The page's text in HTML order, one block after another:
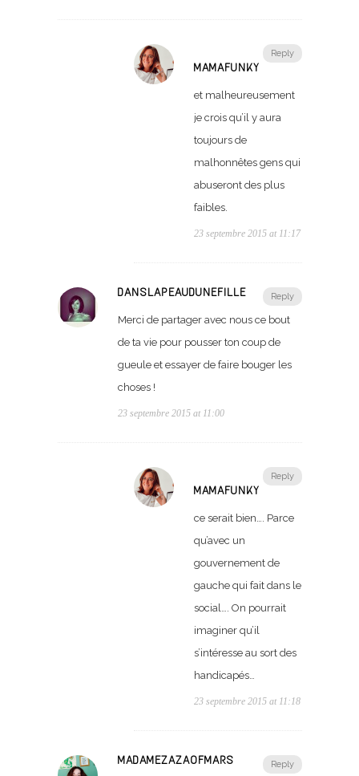
Reply
MAMAFUNKY
et malheureusement
je crois qu’il y aura
toujours de
malhonnêtes gens qui
abuseront des plus
faibles.
23 septembre 2015 at 11:17
Reply
DANSLAPEAUDUNEFILLE
Merci de partager avec nous ce bout
de ta vie pour pousser ton coup de
gueule et essayer de faire bouger les
choses !
23 septembre 2015 at 11:00
Reply
MAMAFUNKY
ce serait bien…. Parce
qu’avec un
gouvernement de
gauche qui fait dans le
social…. On pourrait
imaginer qu’il
s’intéresse au sort des
handicapés…
23 septembre 2015 at 11:18
Reply
MADAMEZAZAOFMARS